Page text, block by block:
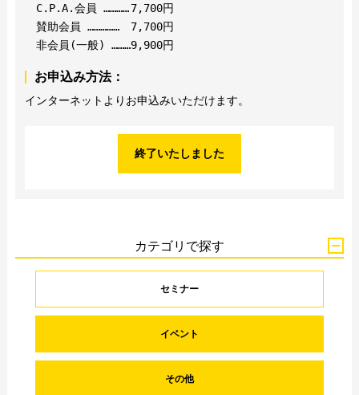
C.P.A.会員 …………7,700円
賛助会員 ……………
7,700円
非会員(一般) ………9,900円
お申込み方法：
インターネットよりお申込みいただけます。
終了いたしました
カテゴリで探す
セミナー
イベント
その他